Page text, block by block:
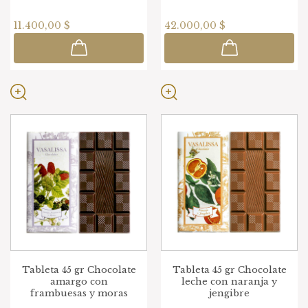
11.400,00 $ 42.000,00 $
Tableta 45 gr Chocolate
amargo con
frambuesas y moras
Tableta 45 gr Chocolate
leche con naranja y
jengibre